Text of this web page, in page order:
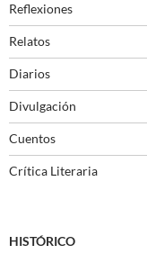
Reflexiones
Relatos
Diarios
Divulgación
Cuentos
Crítica Literaria
HISTÓRICO